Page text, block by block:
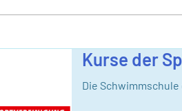
Kurse der
Die